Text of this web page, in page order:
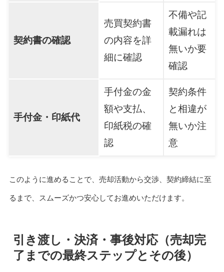
契約書の確認
売買契約書
の内容を詳
細に確認
不備や記
載漏れは
無いか要
確認
手付金・印紙代
手付金の金
額や支払、
印紙税の確
認
契約条件
と相違が
無いか注
意
このように進めることで、売却活動から交渉、契約締結に至
るまで、スムーズかつ安心してお進めいただけます。
引き渡し・決済・事後対応（売却完
了までの最終ステップとその後）